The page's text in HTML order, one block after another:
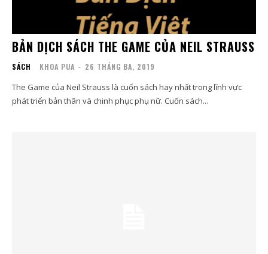
BẢN DỊCH SÁCH THE GAME CỦA NEIL STRAUSS
SÁCH KHOA PUA - 26 THÁNG BA, 2019
The Game của Neil Strauss là cuốn sách hay nhất trong lĩnh vực
phát triển bản thân và chinh phục phụ nữ. Cuốn sách...